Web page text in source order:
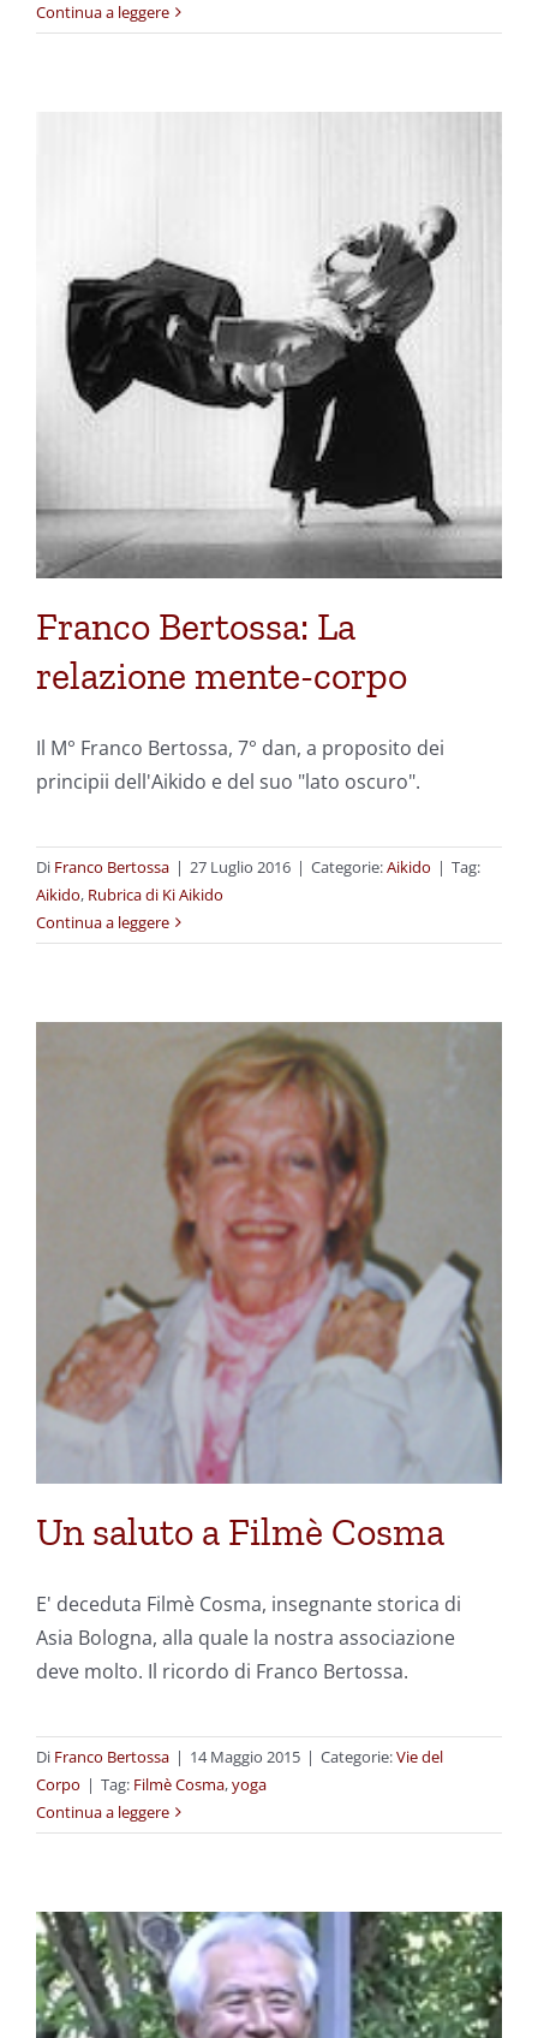
Continua a leggere
Franco Bertossa: La
relazione mente-corpo
Il M° Franco Bertossa, 7° dan, a proposito dei
principii dell'Aikido e del suo "lato oscuro".
Di Franco Bertossa | 27 Luglio 2016 | Categorie:Aikido | Tag:
Aikido, Rubrica di Ki Aikido
Continua a leggere
Un saluto a Filmè Cosma
E' deceduta Filmè Cosma, insegnante storica di
Asia Bologna, alla quale la nostra associazione
deve molto. Il ricordo di Franco Bertossa.
Di Franco Bertossa | 14 Maggio 2015 | Categorie:Vie del
Corpo | Tag: Filmè Cosma,yoga
Continua a leggere